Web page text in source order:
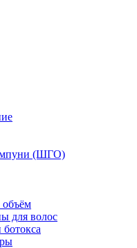
(ШГО)
объём
для волос